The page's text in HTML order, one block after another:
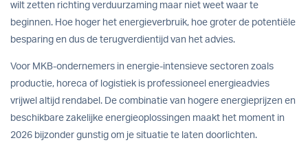
wilt zetten richting verduurzaming maar niet weet waar te
beginnen. Hoe hoger het energieverbruik, hoe groter de potentiële
besparing en dus de terugverdientijd van het advies.
Voor MKB-ondernemers in energie-intensieve sectoren zoals
productie, horeca of logistiek is professioneel energieadvies
vrijwel altijd rendabel. De combinatie van hogere energieprijzen en
beschikbare zakelijke energieoplossingen maakt het moment in
2026 bijzonder gunstig om je situatie te laten doorlichten.